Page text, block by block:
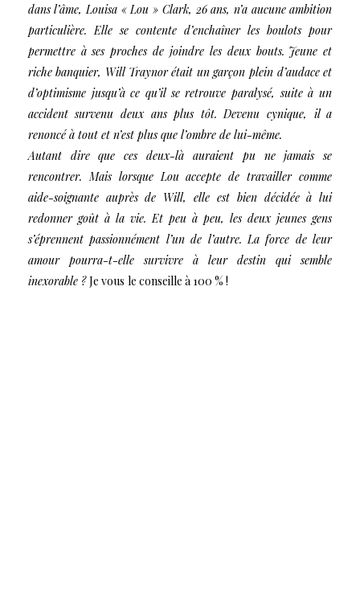
dans l’âme, Louisa « Lou » Clark, 26 ans, n’a aucune ambition
particulière. Elle se contente d’enchaîner les boulots pour
permettre à ses proches de joindre les deux bouts. Jeune et
riche banquier, Will Traynor était un garçon plein d’audace et
d’optimisme jusqu’à ce qu’il se retrouve paralysé, suite à un
accident survenu deux ans plus tôt. Devenu cynique, il a
renoncé à tout et n’est plus que l’ombre de lui-même.
Autant dire que ces deux-là auraient pu ne jamais se
rencontrer. Mais lorsque Lou accepte de travailler comme
aide-soignante auprès de Will, elle est bien décidée à lui
redonner goût à la vie. Et peu à peu, les deux jeunes gens
s’éprennent passionnément l’un de l’autre. La force de leur
amour pourra-t-elle survivre à leur destin qui semble
inexorable ?Je vous le conseille à 100 % !